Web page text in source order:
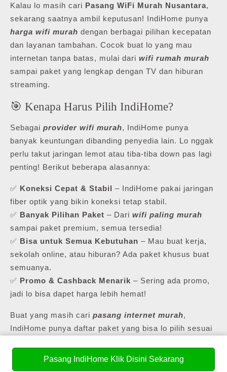
Kalau lo masih cari Pasang WiFi Murah Nusantara,
sekarang saatnya ambil keputusan! IndiHome punya
harga wifi murah dengan berbagai pilihan kecepatan
dan layanan tambahan. Cocok buat lo yang mau
internetan tanpa batas, mulai dari wifi rumah murah
sampai paket yang lengkap dengan TV dan hiburan
streaming.
🎯 Kenapa Harus Pilih IndiHome?
Sebagai provider wifi murah, IndiHome punya
banyak keuntungan dibanding penyedia lain. Lo nggak
perlu takut jaringan lemot atau tiba-tiba down pas lagi
penting! Berikut beberapa alasannya:
✅ Koneksi Cepat & Stabil – IndiHome pakai jaringan
fiber optik yang bikin koneksi tetap stabil.
✅ Banyak Pilihan Paket – Dari wifi paling murah
sampai paket premium, semua tersedia!
✅ Bisa untuk Semua Kebutuhan – Mau buat kerja,
sekolah online, atau hiburan? Ada paket khusus buat
semuanya.
✅ Promo & Cashback Menarik – Sering ada promo,
jadi lo bisa dapet harga lebih hemat!
Buat yang masih cari pasang internet murah,
IndiHome punya daftar paket yang bisa lo pilih sesuai
Pasang IndiHome Klik Disini Sekarang